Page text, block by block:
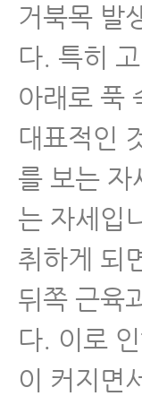
일자목/
척수증
경추관협
허리디스
허리통증
좌골신경
척추관협
거북목 발
다. 특히
아래로 푹
대표적인
를 보는 자
는 자세입
취하게 되
뒤쪽 근육
다. 이로
이 커지면